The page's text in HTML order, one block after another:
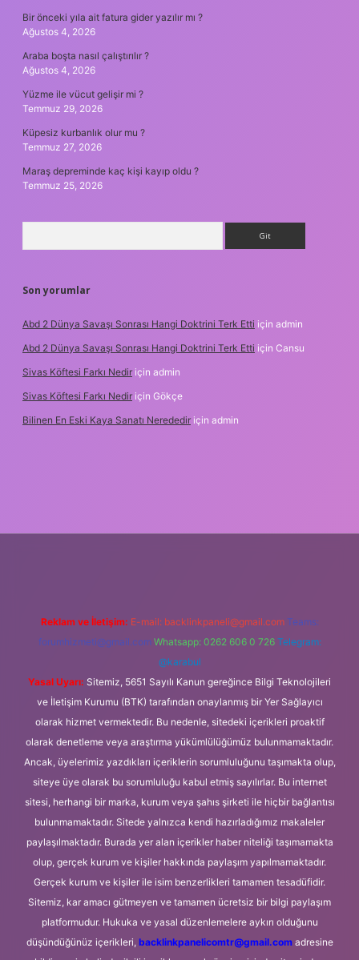
Bir önceki yıla ait fatura gider yazılır mı ?
Ağustos 4, 2026
Araba boşta nasıl çalıştırılır ?
Ağustos 4, 2026
Yüzme ile vücut gelişir mi ?
Temmuz 29, 2026
Küpesiz kurbanlık olur mu ?
Temmuz 27, 2026
Maraş depreminde kaç kişi kayıp oldu ?
Temmuz 25, 2026
Son yorumlar
Abd 2 Dünya Savaşı Sonrası Hangi Doktrini Terk Etti için admin
Abd 2 Dünya Savaşı Sonrası Hangi Doktrini Terk Etti için Cansu
Sivas Köftesi Farkı Nedir için admin
Sivas Köftesi Farkı Nedir için Gökçe
Bilinen En Eski Kaya Sanatı Nerededir için admin
Reklam ve İletişim: E-mail: backlinkpaneli@gmail.com Teams:
forumhizmeti@gmail.com Whatsapp: 0262 606 0 726 Telegram:
@karabul
Yasal Uyarı: Sitemiz, 5651 Sayılı Kanun gereğince Bilgi Teknolojileri
ve İletişim Kurumu (BTK) tarafından onaylanmış bir Yer Sağlayıcı
olarak hizmet vermektedir. Bu nedenle, sitedeki içerikleri proaktif
olarak denetleme veya araştırma yükümlülüğümüz bulunmamaktadır.
Ancak, üyelerimiz yazdıkları içeriklerin sorumluluğunu taşımakta olup,
siteye üye olarak bu sorumluluğu kabul etmiş sayılırlar. Bu internet
sitesi, herhangi bir marka, kurum veya şahıs şirketi ile hiçbir bağlantısı
bulunmamaktadır. Sitede yalnızca kendi hazırladığımız makaleler
paylaşılmaktadır. Burada yer alan içerikler haber niteliği taşımamakta
olup, gerçek kurum ve kişiler hakkında paylaşım yapılmamaktadır.
Gerçek kurum ve kişiler ile isim benzerlikleri tamamen tesadüfidir.
Sitemiz, kar amacı gütmeyen ve tamamen ücretsiz bir bilgi paylaşım
platformudur. Hukuka ve yasal düzenlemelere aykırı olduğunu
düşündüğünüz içerikleri, backlinkpanelicomtr@gmail.comadresine